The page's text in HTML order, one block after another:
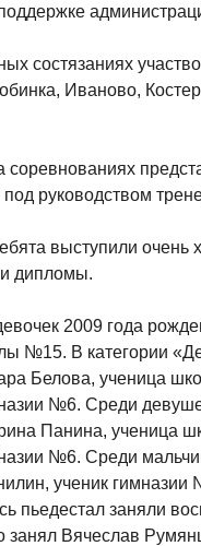
состязаниях
Иваново,
под руководством
выступили очень
и дипломы.
2009 года
№15. В категории
Белова, ученица
№6. Среди
Панина, ученица
№6. Среди
ученик гимназии
пьедестал заняли
занял Вячеслав